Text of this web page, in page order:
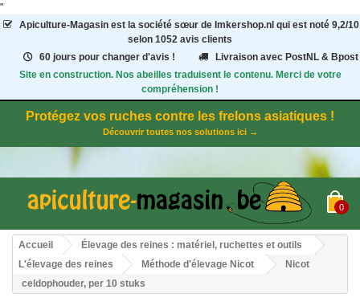
"
Apiculture-Magasinest la société sœur de Imkershop.nl qui est noté 9,2/10
selon 1052 avis clients
60 jours pour changer d'avis !
Livraison avec PostNL & Bpost
Site en construction. Nos abeilles traduisent le contenu. Merci de votre
compréhension !
Protégez vos ruches contre les frelons asiatiques !
Découvrir toutes nos solutions ici →
0
Accueil
Élevage des reines : matériel, ruchettes et outils
L'élevage des reines
Méthode d'élevage Nicot
Nicot
celdophouder, per 10 stuks